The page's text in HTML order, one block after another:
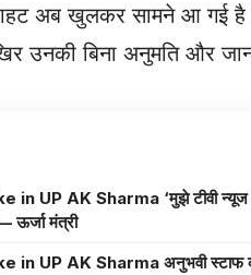
अब खुलकर सामने आ गई
उनकी बिना अनुमति और
UP AK Sharma ‘मुझे टीवी न्यूज
ऊर्जा मंत्री
अनुभवी स्टाफ को हटाने